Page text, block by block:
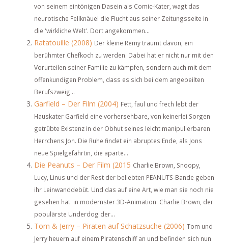
von seinem eintönigen Dasein als Comic-Kater, wagt das
neurotische Fellknäuel die Flucht aus seiner Zeitungsseite in
die 'wirkliche Welt'. Dort angekommen...
Ratatouille (2008) Der kleine Remy träumt davon, ein
berühmter Chefkoch zu werden. Dabei hat er nicht nur mit den
Vorurteilen seiner Familie zu kämpfen, sondern auch mit dem
offenkundigen Problem, dass es sich bei dem angepeilten
Berufszweig...
Garfield – Der Film (2004) Fett, faul und frech lebt der
Hauskater Garfield eine vorhersehbare, von keinerlei Sorgen
getrübte Existenz in der Obhut seines leicht manipulierbaren
Herrchens Jon. Die Ruhe findet ein abruptes Ende, als Jons
neue Spielgefährtin, die aparte...
Die Peanuts – Der Film (2015 Charlie Brown, Snoopy,
Lucy, Linus und der Rest der beliebten PEANUTS-Bande geben
ihr Leinwanddebüt. Und das auf eine Art, wie man sie noch nie
gesehen hat: in modernster 3D-Animation. Charlie Brown, der
populärste Underdog der...
Tom & Jerry – Piraten auf Schatzsuche (2006) Tom und
Jerry heuern auf einem Piratenschiff an und befinden sich nun